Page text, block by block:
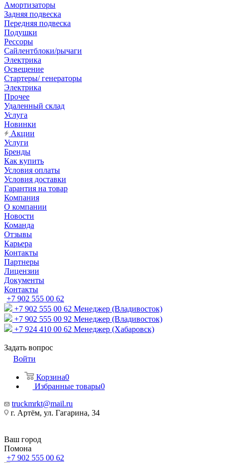
Амортизаторы
Задняя подвеска
Передняя подвеска
Подушки
Рессоры
Сайлентблоки/рычаги
Электрика
Освещение
Стартеры/ генераторы
Электрика
Прочее
Удаленный склад
Услуга
Новинки
Акции
Услуги
Бренды
Как купить
Условия оплаты
Условия доставки
Гарантия на товар
Компания
О компании
Новости
Команда
Отзывы
Карьера
Контакты
Партнеры
Лицензии
Документы
Контакты
+7 902 555 00 62
+7 902 555 00 62 Менеджер (Владивосток)
+7 902 555 00 92 Менеджер (Владивосток)
+7 924 410 00 62 Менеджер (Хабаровск)
Задать вопрос
Войти
Корзина0
Избранные товары0
truckmrkt@mail.ru
г. Артём, ул. Гагарина, 34
Ваш город
Помона
+7 902 555 00 62